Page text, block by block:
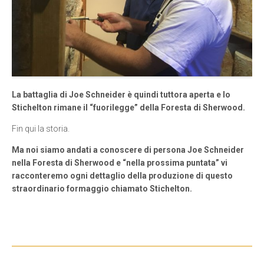
La battaglia di Joe Schneider è quindi tuttora aperta e lo
Stichelton rimane il “fuorilegge” della Foresta di Sherwood.
Fin qui la storia.
Ma noi siamo andati a conoscere di persona Joe Schneider
nella Foresta di Sherwood e “nella prossima puntata” vi
racconteremo ogni dettaglio della produzione di questo
straordinario formaggio chiamato Stichelton.